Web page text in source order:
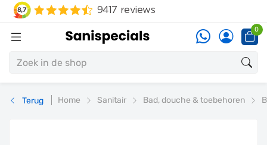
0
Terug Home Sanitair Bad, douche & toebehoren